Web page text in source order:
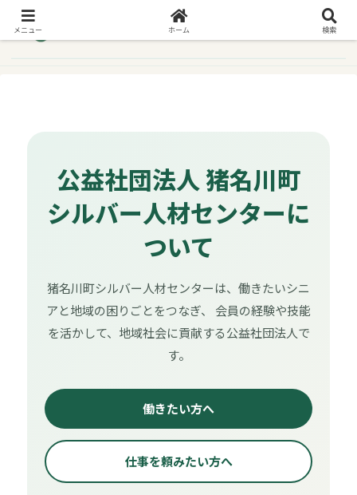
公益社団法人 猪名川町
シルバー人材センターに
ついて
猪名川町シルバー人材センターは、働きたいシニ
アと地域の困りごとをつなぎ、 会員の経験や技能
を活かして、地域社会に貢献する公益社団法人で
す。
働きたい方へ
仕事を頼みたい方へ
メニュー ホーム 検索